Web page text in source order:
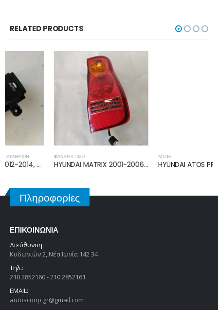
RELATED PRODUCTS
ΦΑΝΆΡΙΑ ΠΊΣΩ
HYUNDAI MATRIX 2001-2006 ΦΑΝΟΣ ΠΙΣΩ ΔΕΞΙΟΣ 92402-17000 HYUNDAI ATOS PRIME 2003-2007 ΜΙΖΑ 3610002511
Πληροφορίες
ΕΠΙΚΟΙΝΩΝΊΑ
Διεύθυνση:
Κυδωνιών 2, Νέα Ιωνία 142 34
Τηλ.:
210 2852160 - 210 2852161
EMAIL:
autoscoop.gr@gmail.com